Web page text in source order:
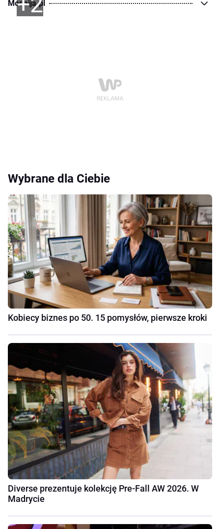
Modaija.pl
Wybrane dla Ciebie
Kobiecy biznes po 50. 15 pomysłów, pierwsze kroki
Diverse prezentuje kolekcję Pre-Fall AW 2026. W
Madrycie